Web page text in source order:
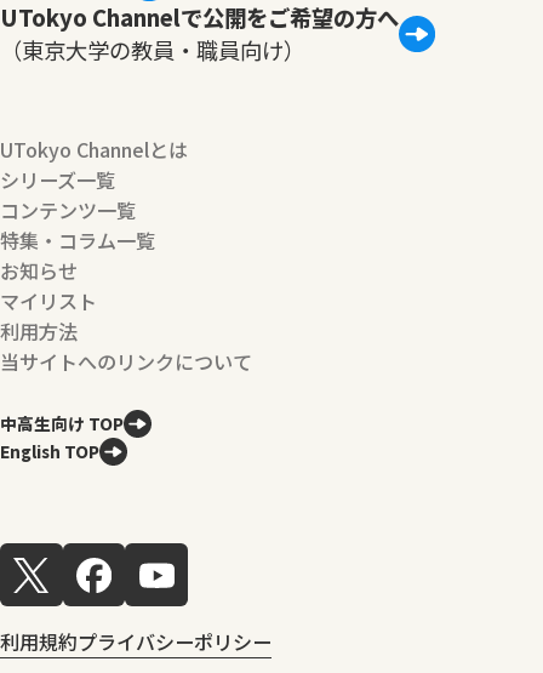
UTokyo Channelで公開をご希望の方へ
（東京大学の教員・職員向け）
UTokyo Channelとは
シリーズ一覧
コンテンツ一覧
特集・コラム一覧
お知らせ
マイリスト
利用方法
当サイトへのリンクについて
中高生向け TOP
English TOP
利用規約プライバシーポリシー